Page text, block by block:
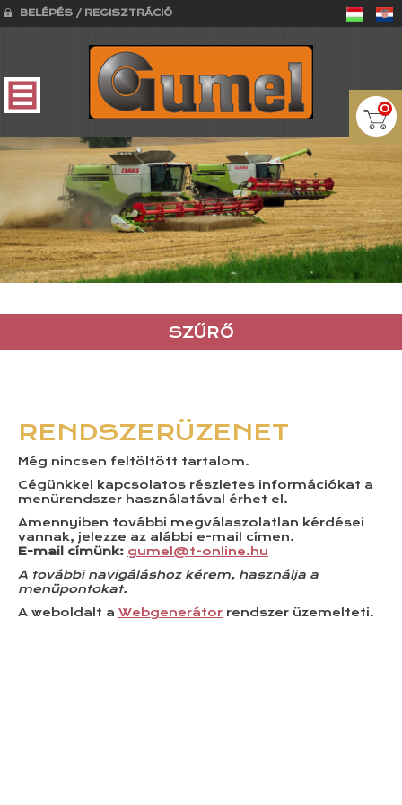
BELÉPÉS / REGISZTRÁCIÓ
0
SZŰRŐ
RENDSZERÜZENET
Még nincsen feltöltött tartalom.
Cégünkkel kapcsolatos részletes információkat a
menürendszer használatával érhet el.
Amennyiben további megválaszolatlan kérdései
vannak, jelezze az alábbi e-mail címen.
E-mail címünk: gumel@t-online.hu
A további navigáláshoz kérem, használja a
menüpontokat.
A weboldalt a Webgenerátor rendszer üzemelteti.